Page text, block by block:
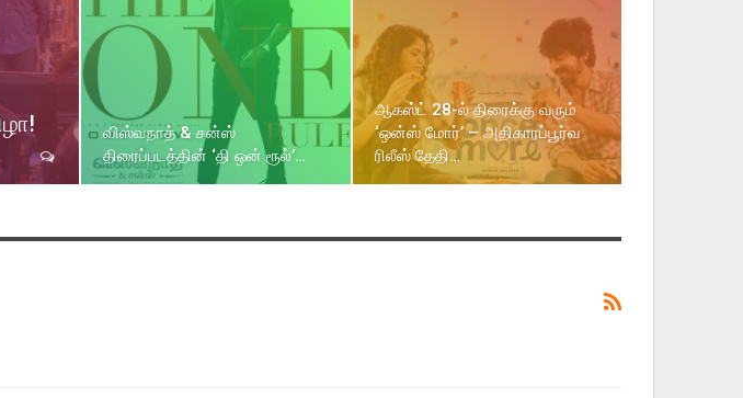
விஸ்வநாத் & சன்ஸ்
திரைப்படத்தின் ‘தி ஒன் ரூல்’…
ஆகஸ்ட் 28-ல் திரைக்கு வரும்
‘ஒன்ஸ் மோர்’ – அதிகாரப்பூர்வ
ரிலீஸ் தேதி…